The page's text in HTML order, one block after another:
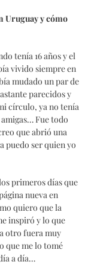
Uruguay y cómo
tenía 16 años y el
vivido siempre en
mudado un par de
parecidos y
círculo, ya no tenía
Fue todo
que abrió una
puedo ser quien yo
primeros días que
nueva en
quiero que la
inspiró y lo que
otro fuera muy
que me lo tomé
a día…